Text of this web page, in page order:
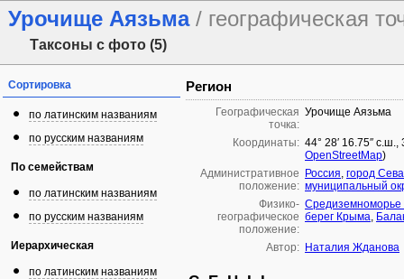
Урочище Аязьма / географическая
Таксоны с фото (5)
Сортировка
по латинским названиям
по русским названиям
По семействам
по латинским названиям
по русским названиям
Иерархическая
по латинским названиям
Регион
Географическая
точка:
Урочище Аязьма
Координаты: 44° 28′ 16.75″ с.ш.,
OpenStreetMap)
Административное
положение:
Россия, город
муниципальный
Физико-
географическое
положение:
Средиземноморье
берег Крыма,
Автор: Наталия Жданова